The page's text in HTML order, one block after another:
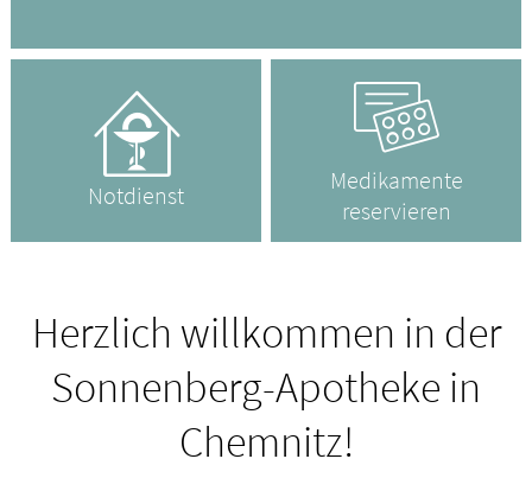
Notdienst
Medikamente
reservieren
Herzlich willkommen in der
Sonnenberg-Apotheke in
Chemnitz!